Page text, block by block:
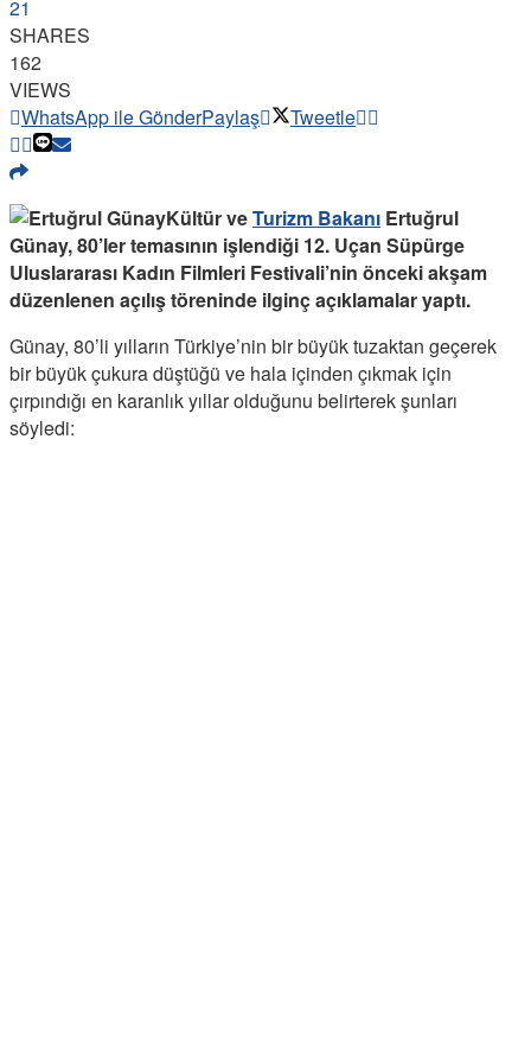
21
SHARES
162
VIEWS
WhatsApp ile GönderPaylaş Tweetle
Kültür veTurizm Bakanı Ertuğrul
Günay, 80’ler temasının işlendiği 12. Uçan Süpürge
Uluslararası Kadın Filmleri Festivali’nin önceki akşam
düzenlenen açılış töreninde ilginç açıklamalar yaptı.
Günay, 80’li yılların Türkiye’nin bir büyük tuzaktan geçerek
bir büyük çukura düştüğü ve hala içinden çıkmak için
çırpındığı en karanlık yıllar olduğunu belirterek şunları
söyledi: